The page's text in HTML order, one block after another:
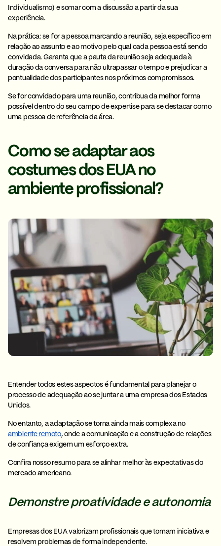
Individualismo) e somar com a discussão a partir da sua
experiência.
Na prática:se for a pessoa marcando a reunião, seja específico em
relação ao assunto e ao motivo pelo qual cada pessoa está sendo
convidada. Garanta que a pauta da reunião seja adequada à
duração da conversa para não ultrapassar o tempo e prejudicar a
pontualidade dos participantes nos próximos compromissos.
Se for convidado para uma reunião, contribua da melhor forma
possível dentro do seu campo de expertise para se destacar como
uma pessoa de referência da área.
Como se adaptar aos
costumes dos EUA no
ambiente profissional?
Entender todos estes aspectos é fundamental para planejar o
processo de adequação ao se juntar a uma empresa dos Estados
Unidos.
No entanto, a adaptação se torna ainda mais complexa no
ambiente remoto, onde a comunicação e a construção de relações
de confiança exigem um esforço extra.
Confira nosso resumo para se alinhar melhor às expectativas do
mercado americano.
Demonstre proatividade e autonomia
Empresas dos EUA valorizam profissionais quetomam iniciativa e
resolvem problemasde forma independente.